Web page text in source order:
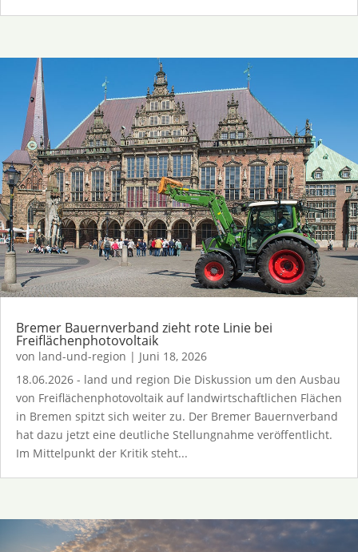
Bremer Bauernverband zieht rote Linie bei
Freiflächenphotovoltaik
von land-und-region | Juni 18, 2026
18.06.2026 - land und region Die Diskussion um den Ausbau
von Freiflächenphotovoltaik auf landwirtschaftlichen Flächen
in Bremen spitzt sich weiter zu. Der Bremer Bauernverband
hat dazu jetzt eine deutliche Stellungnahme veröffentlicht.
Im Mittelpunkt der Kritik steht...